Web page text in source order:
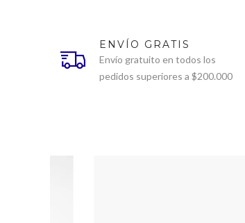
ENVÍO GRATIS
Envío gratuito en todos los
pedidos superiores a $200.000